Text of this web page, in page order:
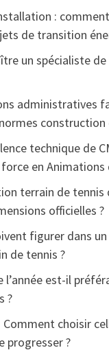
:
de transition
un spécialiste
administratives
technique de
en Animations
terrain de
officielles ?
figurer dans
de tennis ?
l’année est-il
?
choisir
progresser ?